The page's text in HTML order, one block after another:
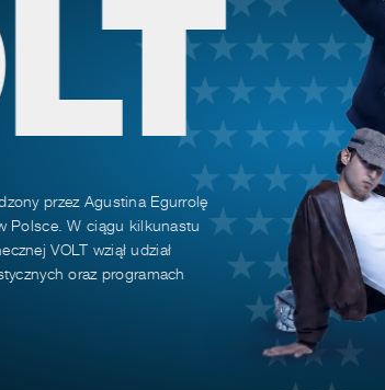
przez Agustina Egurrolę
Polsce. W ciągu kilkunastu
VOLT wziął udział
oraz programach